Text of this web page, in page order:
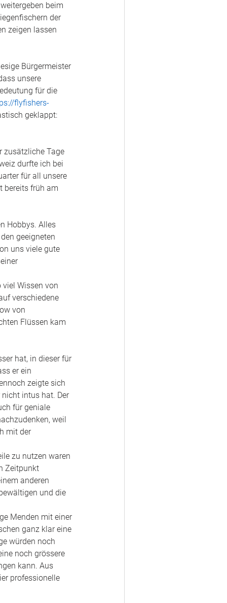
beim
der
zeigen lassen
Bürgermeister
unsere
für die
flyfishers-
geklappt:
zusätzliche Tage
durfte ich bei
für all unsere
bereits früh am
Hobbys. Alles
geeigneten
uns viele gute
Wissen von
verschiedene
von
Flüssen kam
hat, in dieser für
er ein
zeigte sich
intus hat. Der
für geniale
weil
mit der
zu nutzen waren
Zeitpunkt
anderen
und die
ganz klar eine
würden noch
noch grössere
kann. Aus
professionelle